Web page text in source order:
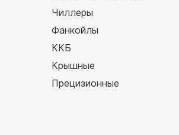
Чиллеры
Фанкойлы
ККБ
Крышные
Прецизионные